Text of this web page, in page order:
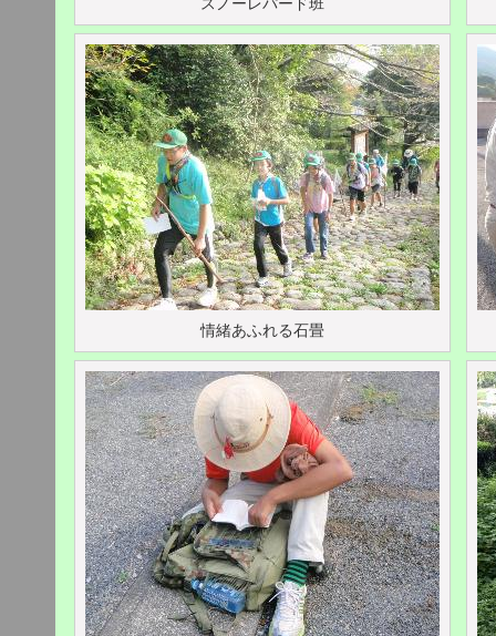
情緒あふれる石畳